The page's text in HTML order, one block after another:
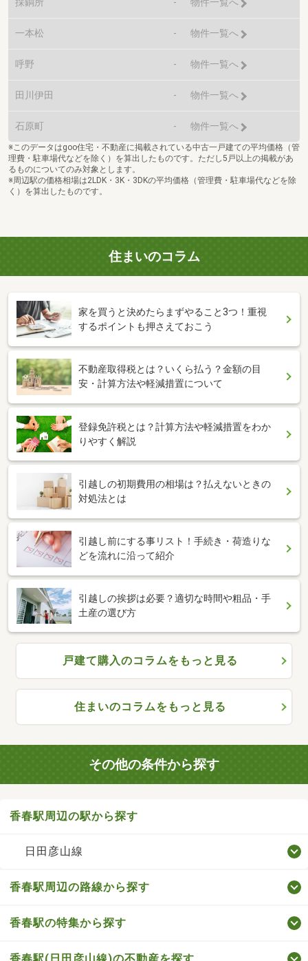
採銅所 - 物件一覧へ
一本松 - 物件一覧へ
呼野 - 物件一覧へ
田川伊田 - 物件一覧へ
石原町 - 物件一覧へ
※このデータはgoo住宅・不動産に掲載されている中古一戸建ての平均価格（管
理費・駐車場代などを除く）を算出したものです。ただし5戸以上の掲載があ
るものについてのみ対象とします。
※周辺駅の価格相場は2LDK・3K・3DKの平均価格（管理費・駐車場代などを除
く）を算出したものです。
住まいのコラム
家を買うと決めたらまずやること3つ！重視
するポイントも押さえておこう
不動産取得税とは？いくら払う？金額の目
安・計算方法や軽減措置について
登録免許税とは？計算方法や軽減措置をわか
りやすく解説
引越しの初期費用の相場は？払えないときの
対処法とは
引越し前にする事リスト！手続き・荷造りな
どを流れに沿って紹介
引越しの挨拶は必要？適切な時間や粗品・手
土産の選び方
戸建て購入のコラムをもっと見る
住まいのコラムをもっと見る
その他の条件から探す
香春駅周辺の駅から探す
日田彦山線
香春駅周辺の路線から探す
香春駅の特集から探す